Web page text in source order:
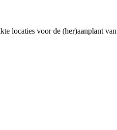
locaties voor de (her)aanplant